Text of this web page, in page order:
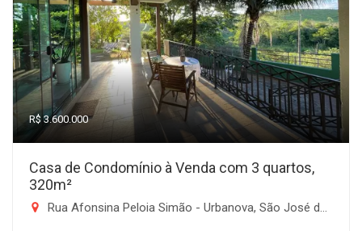
R$ 3.600.000
Casa de Condomínio à Venda com 3 quartos,
320m²
Rua Afonsina Peloia Simão - Urbanova, São José dos Campos-SP